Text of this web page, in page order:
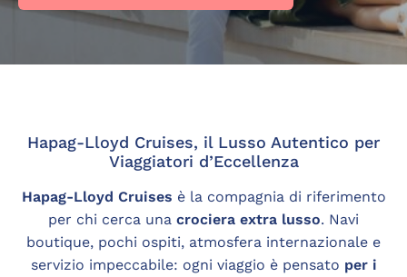
Hapag-Lloyd Cruises, il Lusso Autentico per
Viaggiatori d’Eccellenza
Hapag-Lloyd Cruises è la compagnia di riferimento
per chi cerca una crociera extra lusso. Navi
boutique, pochi ospiti, atmosfera internazionale e
servizio impeccabile: ogni viaggio è pensato per i